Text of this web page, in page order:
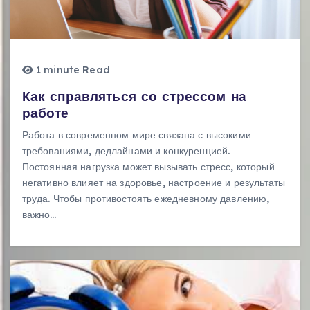
1 minute Read
Как справляться со стрессом на
работе
Работа в современном мире связана с высокими
требованиями, дедлайнами и конкуренцией.
Постоянная нагрузка может вызывать стресс, который
негативно влияет на здоровье, настроение и результаты
труда. Чтобы противостоять ежедневному давлению,
важно…